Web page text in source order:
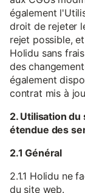
également
droit de rejeter
rejet possible,
Holidu sans
des
également
contrat mis à
2. Utilisation
étendue des
2.1 Général
2.1.1 Holidu ne
du site web.